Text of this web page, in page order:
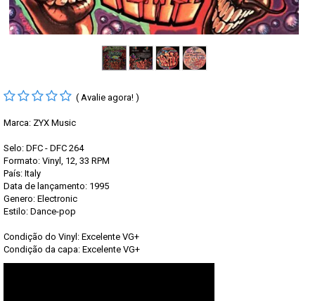
( Avalie agora! )
Marca: ZYX Music
Selo: DFC - DFC 264
Formato: Vinyl, 12, 33 RPM
País: Italy
Data de lançamento: 1995
Genero: Electronic
Estilo: Dance-pop
Condição do Vinyl: Excelente VG+
Condição da capa: Excelente VG+